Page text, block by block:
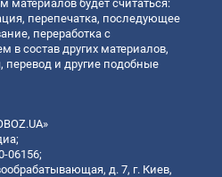
будет считаться:
перепечатка, последующее
переработка с
в состав других материалов,
перевод и другие подобные
06156;
д. 7, г. Киев,